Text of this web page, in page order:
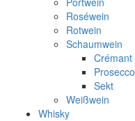
Roséwein
Rotwein
Schaumwein
Crémant
Prosecco
Sekt
Weißwein
Whisky